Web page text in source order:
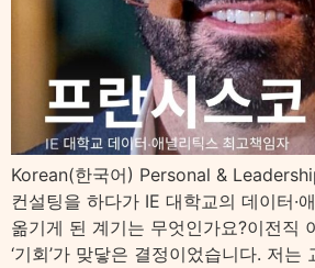
Korean(한국어) Personal &
컨설팅을 하다가 IE 대학교의 데이터·
옮기게 된 계기는 무엇인가요?이전직
‘기회’가 맞닿은 결정이었습니다. 저는